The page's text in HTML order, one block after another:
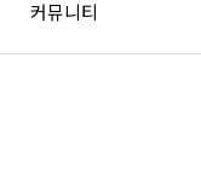
커뮤니티